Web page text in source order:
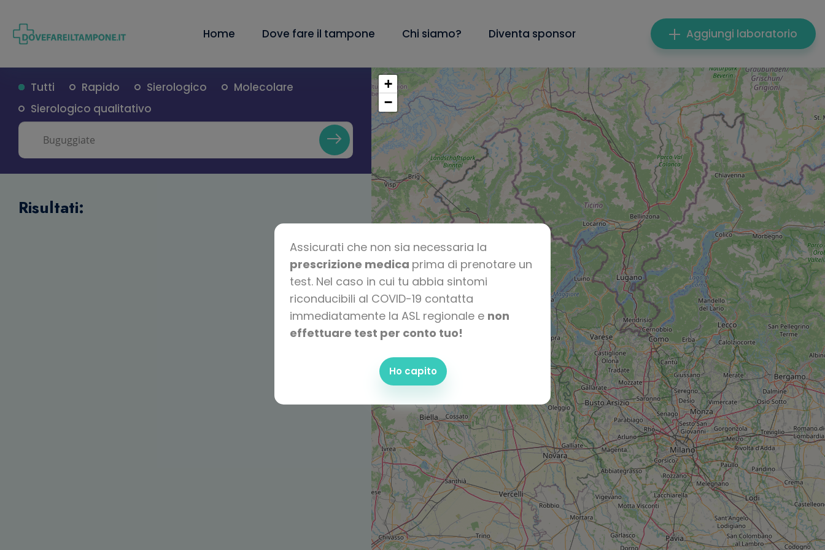
Assicurati che non sia necessaria la
prescrizione medica prima di prenotare un
test. Nel caso in cui tu abbia sintomi
riconducibili al COVID-19 contatta
immediatamente la ASL regionale e non
effettuare test per conto tuo!
Ho capito
Home Dove fare il tampone Chi siamo? Diventa sponsor Aggiungi laboratorio
Tutti Rapido Sierologico
Molecolare
Sierologico qualitativo
Risultati:
+
−